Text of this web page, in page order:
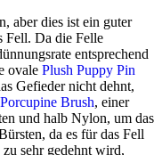
aber dies ist ein guter
Fell. Da die Felle
entsprechend
ovale Plush Puppy Pin
Gefieder nicht dehnt,
Brush, einer
und halb Nylon, um das
da es für das Fell
sehr gedehnt wird,